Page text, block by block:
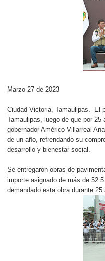
Marzo 27 de 2023
Ciudad Victoria, Tamaulipas.- El
Tamaulipas, luego de que por
gobernador Américo Villarreal
de un año, refrendando su
desarrollo y bienestar social.
Se entregaron obras de
importe asignado de más de
demandado esta obra durante 25